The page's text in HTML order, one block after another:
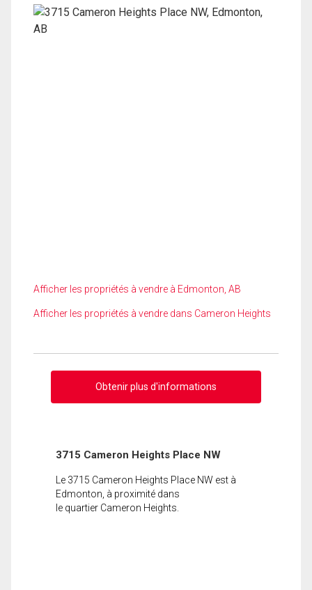
Afficher les propriétés à vendre à Edmonton, AB
Afficher les propriétés à vendre dans Cameron Heights
Obtenir plus d'informations
3715 Cameron Heights Place NW
Le 3715 Cameron Heights Place NW est à
Edmonton, à proximité dans
le quartier Cameron Heights.